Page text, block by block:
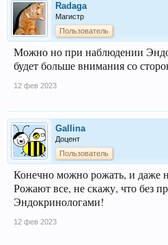
Radaga
Магистр
Пользователь
Можно но при наблюдении
будет больше внимания со
12 фев 2023
Gallina
Доцент
Пользователь
Конечно можно рожать, и даже
Рожают все, не скажу, что без
Эндокринологами!
12 фев 2023